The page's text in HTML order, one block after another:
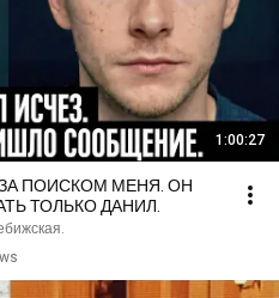
1:00:27
ПОИСКОМ МЕНЯ. ОН
ТОЛЬКО ДАНИЛ.